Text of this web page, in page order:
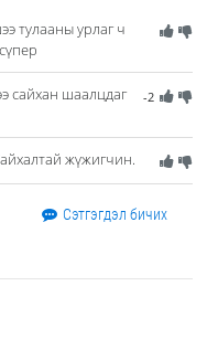
тулааны урлаг ч
-2
сайхан шаалцдаг
жүжигчин.
Сэтгэгдэл бичих